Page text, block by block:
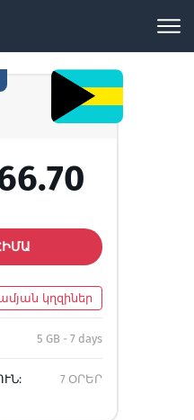
կղզիներ
5 GB - 7 days
7 ՕՐԵՐ